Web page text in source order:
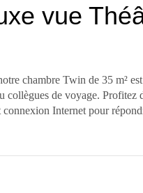
vue
chambre Twin de 35 m²
collègues de voyage. Profitez
Internet pour